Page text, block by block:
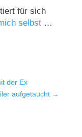
für sich
selbst…
der Ex
aufgetaucht →